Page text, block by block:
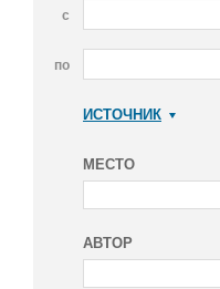
с
по
ИСТОЧНИК
МЕСТО
АВТОР